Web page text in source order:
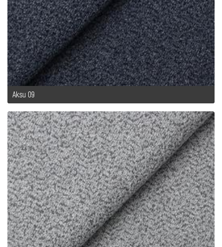
Aksu 09